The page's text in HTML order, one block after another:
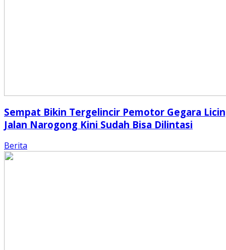
Sempat Bikin Tergelincir Pemotor Gegara
Jalan Narogong Kini Sudah Bisa Dilintasi
Berita